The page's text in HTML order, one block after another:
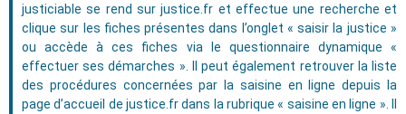
justiciable se rend sur justice.fr et effectue une recherche et
clique sur les fiches présentes dans l’onglet « saisir la justice »
ou accède à ces fiches via le questionnaire dynamique «
effectuer ses démarches ». Il peut également retrouver la liste
des procédures concernées par la saisine en ligne depuis la
page d’accueil de justice.fr dans la rubrique « saisine en ligne ». Il